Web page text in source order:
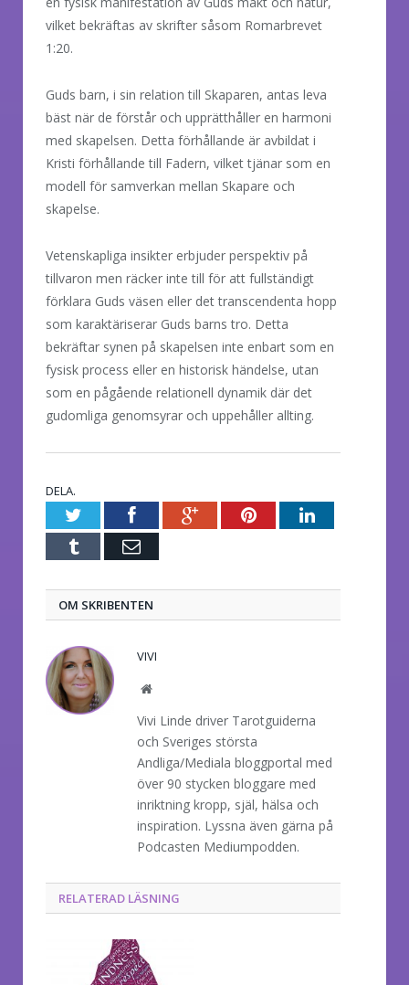
vilket bekräftas av skrifter såsom Romarbrevet
1:20.
Guds barn, i sin relation till Skaparen, antas leva
bäst när de förstår och upprätthåller en harmoni
med skapelsen. Detta förhållande är avbildat i
Kristi förhållande till Fadern, vilket tjänar som en
modell för samverkan mellan Skapare och
skapelse.
Vetenskapliga insikter erbjuder perspektiv på
tillvaron men räcker inte till för att fullständigt
förklara Guds väsen eller det transcendenta hopp
som karaktäriserar Guds barns tro. Detta
bekräftar synen på skapelsen inte enbart som en
fysisk process eller en historisk händelse, utan
som en pågående relationell dynamik där det
gudomliga genomsyrar och uppehåller allting.
DELA.
TwitterFacebookGoogle+PinterestLinkedIn
Tumblr E-
OM SKRIBENTEN
VIVI
Website
Vivi Linde driver Tarotguiderna
och Sveriges största
Andliga/Mediala bloggportal med
över 90 stycken bloggare med
inriktning kropp, själ, hälsa och
inspiration. Lyssna även gärna på
Podcasten Mediumpodden.
RELATERAD LÄSNING